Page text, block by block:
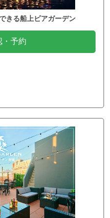
きる船上ビアガーデン
・予約